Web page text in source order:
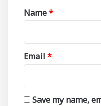
*
Name*
Email *
Save my name,